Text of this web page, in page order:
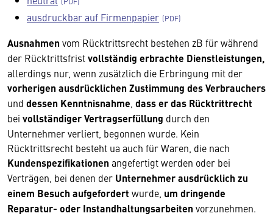
ausdruckbar auf Firmenpapier
Ausnahmen vom Rücktrittsrecht bestehen zB für während
der Rücktrittsfristvollständig erbrachte Dienstleistungen,
allerdings nur, wenn zusätzlich die Erbringung mit der
vorherigen ausdrücklichen Zustimmung des Verbrauchers
und dessen Kenntnisnahme dass er das Rücktrittrecht
bei vollständiger Vertragserfüllung durch den
Unternehmer verliert, begonnen wurde. Kein
Rücktrittsrecht besteht ua auch für Waren, die nach
Kundenspezifikationen angefertigt werden oder bei
Verträgen, bei denen der Unternehmer ausdrücklich zu
einem Besuch aufgefordert wurde, um dringende
Reparatur- oder Instandhaltungsarbeiten vorzunehmen.